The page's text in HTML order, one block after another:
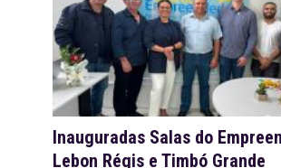
Inauguradas Salas do
Lebon Régis e Timbó Grande